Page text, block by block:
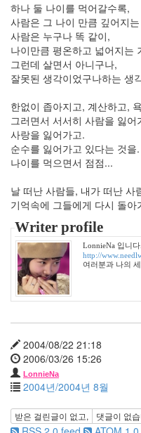
하나 둘 나이를 먹어갈수록,
사람은 그 나이 만큼 깊어지
사람은 누구나 똑 같이,
나이만큼 평온하고 넓어지는
그런데 살면서 아니구나,
잘못된 생각이었구나하는 생
한없이 좁아지고, 계산하고,
그러면서 서서히 사람을 잃어
사랑을 잃어가고.
순수를 잃어가고 있다는 것을.
나이를 먹으면서 점점...
날 떠난 사람들, 내가 떠난 사
기억속에 그들에게 다시 돌아
Writer profile
LonnieNa 입니다.
http://
여러분과 나의
2004/08/22 21:18
2006/03/26 15:26
LonnieNa
2004년/2004년 8월
받은 걸린글이 없고, 댓글이 없
8
월
26
2006
년
9
17
2006
년
10
월
2006
년
11
월
23
2006
년
12
14
2007
년
83
2007
년
1
월